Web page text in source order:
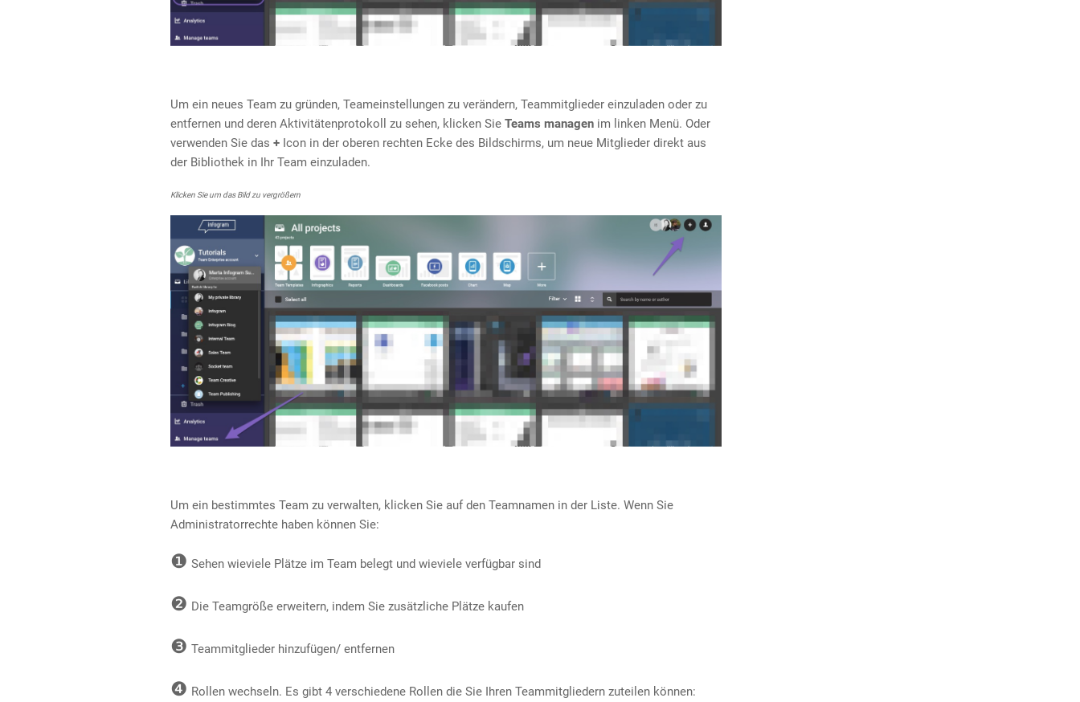
Um ein neues Team zu gründen, Teameinstellungen zu verändern, Teammitglieder einzuladen oder zu
entfernen und deren Aktivitätenprotokoll zu sehen, klicken Sie Teams managen im linken Menü. Oder
verwenden Sie das + Icon in der oberen rechten Ecke des Bildschirms, um neue Mitglieder direkt aus
der Bibliothek in Ihr Team einzuladen.
Klicken Sie um das Bild zu vergrößern
Um ein bestimmtes Team zu verwalten, klicken Sie auf den Teamnamen in der Liste. Wenn Sie
Administratorrechte haben können Sie:
❶ Sehen wieviele Plätze im Team belegt und wieviele verfügbar sind
❷ Die Teamgröße erweitern, indem Sie zusätzliche Plätze kaufen
❸ Teammitglieder hinzufügen/ entfernen
❹ Rollen wechseln. Es gibt 4 verschiedene Rollen die Sie Ihren Teammitgliedern zuteilen können: